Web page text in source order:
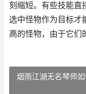
刻缩短。有些技能直
选中怪物作为目标才
高的怪物，由于它们
烟雨江湖无名琴师